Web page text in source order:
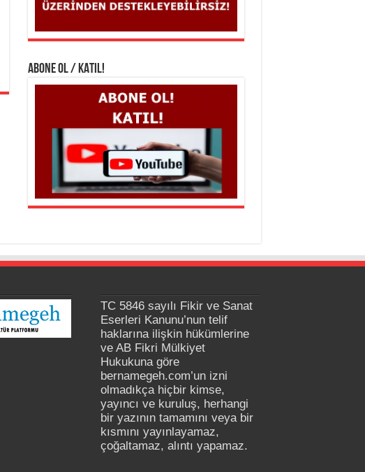
ABONE OL / KATIL!
TC 5846 sayılı Fikir ve Sanat
Eserleri Kanunu’nun telif
haklarına ilişkin hükümlerine
ve AB Fikri Mülkiyet
Hukukuna göre
bernamegeh.com’un izni
olmadıkça hiçbir kimse,
yayıncı ve kuruluş, herhangi
bir yazının tamamını veya bir
kısmını yayınlayamaz,
çoğaltamaz, alıntı yapamaz.